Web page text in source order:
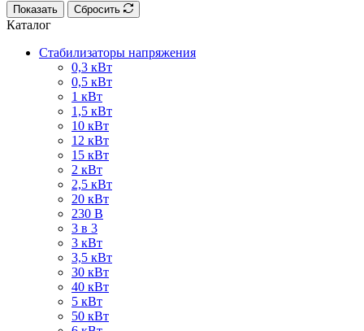
Показать Сбросить
Каталог
Стабилизаторы напряжения
0,3 кВт
0,5 кВт
1 кВт
1,5 кВт
10 кВт
12 кВт
15 кВт
2 кВт
2,5 кВт
20 кВт
230 В
3 в 3
3 кВт
3,5 кВт
30 кВт
40 кВт
5 кВт
50 кВт